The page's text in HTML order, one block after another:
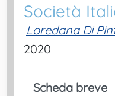
Società
Loredana Di
2020
Scheda breve